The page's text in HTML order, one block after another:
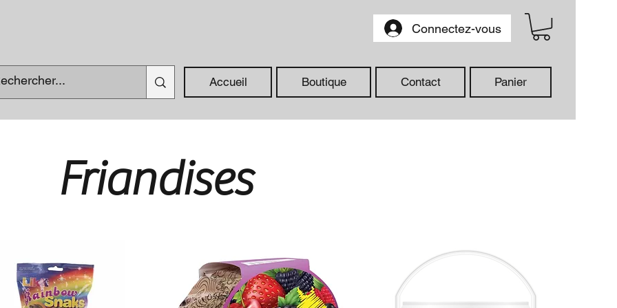
Connectez-vous
Accueil Boutique Contact Panier
Friandises